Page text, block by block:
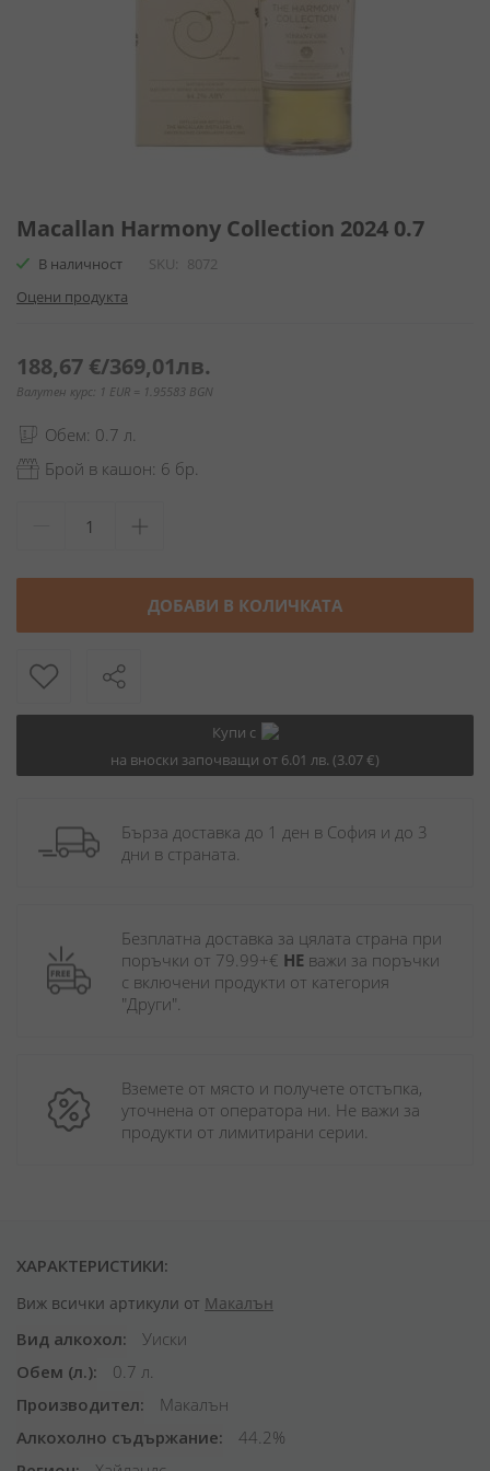
към
на
галерия
със
Macallan Harmony Collection 2024 0.7
В наличност SKU
8072
Оцени продукта
188,67 €/369,01лв.
Валутен курс: 1 EUR = 1.95583 BGN
Обем: 0.7 л.
Брой в кашон: 6 бр.
ДОБАВИ В КОЛИЧКАТА
Купи с
на вноски започващи от 6.01 лв. (3.07 €)
Бърза доставка до 1 ден в София и до 3
дни в страната.
Безплатна доставка за цялата страна при
поръчки от 79.99+€ НЕ важи за поръчки
с включени продукти от категория
"Други".
Вземете от място и получете отстъпка,
уточнена от оператора ни. Не важи за
продукти от лимитирани серии.
ХАРАКТЕРИСТИКИ:
Виж всички артикули от Макалън
Вид алкохол
Уиски
Обем (л.)
0.7 л.
Производител
Макалън
Алкохолно съдържание
44.2%